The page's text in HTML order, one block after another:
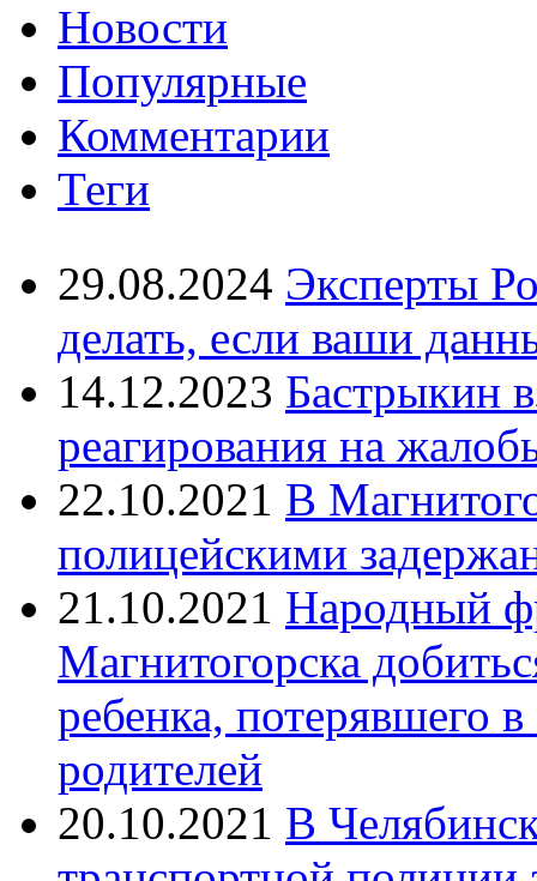
Новости
Популярные
Комментарии
Теги
29.08.2024 Эксперты
делать, если ваши
14.12.2023 Бастрыкин
реагирования на
22.10.2021 В
полицейскими
21.10.2021 Народный
Магнитогорска
ребенка, потерявшего
родителей
20.10.2021 В